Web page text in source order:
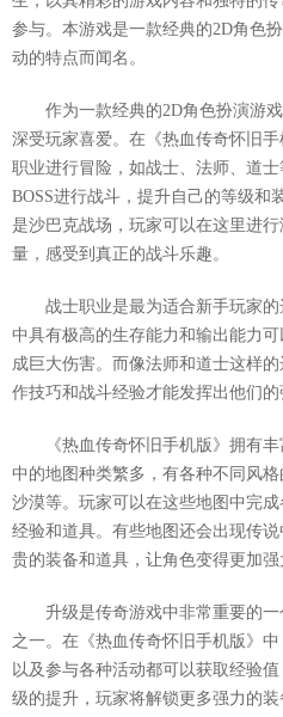
参与。本游戏是一款经典的2D角色
动的特点而闻名。
作为一款经典的2D角色扮演游
深受玩家喜爱。在《热血传奇怀旧
职业进行冒险，如战士、法师、道
BOSS进行战斗，提升自己的等级和
是沙巴克战场，玩家可以在这里进
量，感受到真正的战斗乐趣。
战士职业是最为适合新手玩家
中具有极高的生存能力和输出能力
成巨大伤害。而像法师和道士这样
作技巧和战斗经验才能发挥出他们的
《热血传奇怀旧手机版》拥有
中的地图种类繁多，有各种不同风格
沙漠等。玩家可以在这些地图中完
经验和道具。有些地图还会出现传
贵的装备和道具，让角色变得更加强
升级是传奇游戏中非常重要的
之一。在《热血传奇怀旧手机版》
以及参与各种活动都可以获取经验
级的提升，玩家将解锁更多强力的